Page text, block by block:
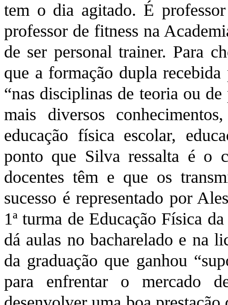
tem o dia agitado. É
professor de fitness na
de ser personal trainer. Para
que a formação dupla
“nas disciplinas de teoria ou
mais diversos
educação física escolar,
ponto que Silva ressalta é o
docentes têm e que os
sucesso é representado por
1ª turma de Educação Física
dá aulas no bacharelado e na
da graduação que ganhou
para enfrentar o mercado